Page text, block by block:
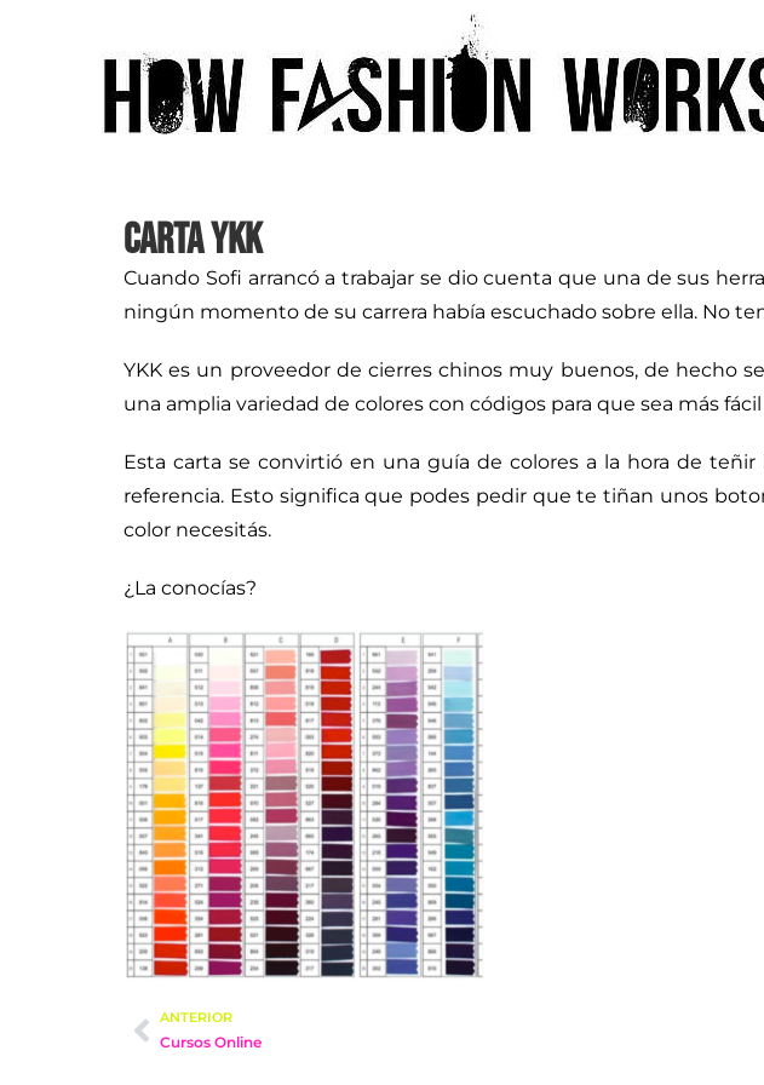
Carta YKK
Cuando Sofi arrancó a trabajar se dio cuenta que una de sus
ningún momento de su carrera había escuchado sobre ella. No
YKK es un proveedor de cierres chinos muy buenos, de hecho
una amplia variedad de colores con códigos para que sea más
Esta carta se convirtió en una guía de colores a la hora de
referencia. Esto significa que podes pedir que te tiñan unos
color necesitás.
¿La conocías?
ANTERIOR
Cursos Online